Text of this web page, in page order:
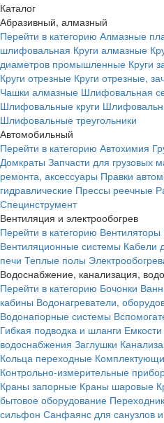
Каталог
Абразивный, алмазный
Перейти в категорию Алмазные
шлифовальная Круги алмазные
диаметров промышленные Круги
Круги отрезные Круги отрезные,
Чашки алмазные Шлифовальная
Шлифовальные круги
Шлифовальные треугольники
Автомобильный
Перейти в категорию Автохимия
Домкраты Запчасти для грузовых
ремонта, аксессуары Правки
гидравлические Прессы реечные
Специнструмент
Вентиляция и электрообогрев
Перейти в категорию Вентиляторы
Вентиляционные системы Кабели
печи Теплые полы
Водоснабжение, канализация,
Перейти в категорию Бочонки
кабины Водонагреватели,
Водонапорные системы
Гибкая подводка и шланги
водоснабжения Заглушки
Кольца переходные
Контрольно-измерительные
Краны запорные Краны шаровые
бытовое оборудование
сильфон Санфаянс для санузлов